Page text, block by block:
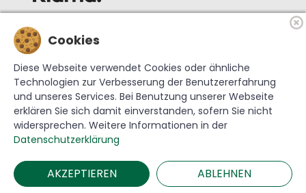
© 2026 Krebs Glas Lauscha GmbH
Cookies
Diese Webseite verwendet Cookies oder ähnliche
Technologien zur Verbesserung der Benutzererfahrung
und unseres Services. Bei Benutzung unserer Webseite
erklären Sie sich damit einverstanden, sofern Sie nicht
widersprechen. Weitere Informationen in der
Datenschutzerklärung
AKZEPTIEREN ABLEHNEN